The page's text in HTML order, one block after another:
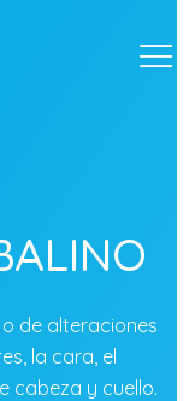
de alteraciones
la cara, el
cabeza y cuello.